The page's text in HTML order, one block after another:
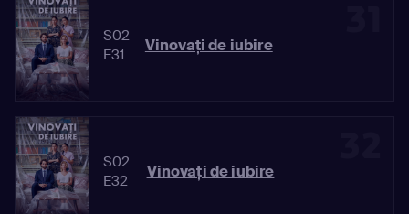
S02
E31
Vinovaţi de iubire
S02
E32
Vinovaţi de iubire